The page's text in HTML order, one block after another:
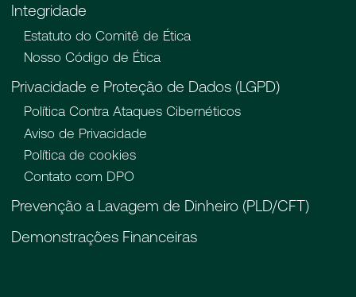
Integridade
Estatuto do Comitê de Ética
Nosso Código de Ética
Privacidade e Proteção de Dados (LGPD)
Política Contra Ataques Cibernéticos
Aviso de Privacidade
Política de cookies
Contato com DPO
Prevenção a Lavagem de Dinheiro (PLD/CFT)
Demonstrações Financeiras